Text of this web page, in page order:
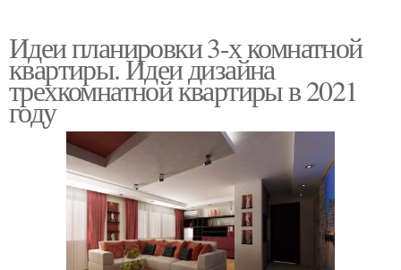
Идеи планировки 3-х комнатной
квартиры. Идеи дизайна
трехкомнатной квартиры в 2021
году